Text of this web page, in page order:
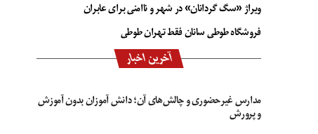
ویراژ «سگ گردانان» در شهر و ناامنی برای عابران
فروشگاه طوطی سانان فقط تهران طوطی
آخرین اخبار
مدارس غیرحضوری و چالش‌های آن؛ دانش آموزان بدون آموزش
و پرورش